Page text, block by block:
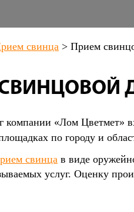
свинца > Прием
компании «Лом Цветмет»
по городу и
свинца в виде
услуг. Оценку